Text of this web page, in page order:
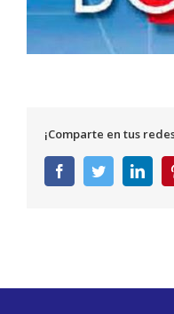
¡Comparte en tus
FacebookTwitter